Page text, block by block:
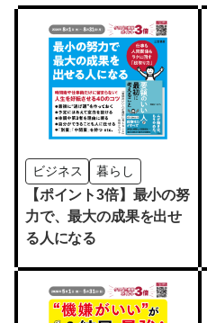
ビジネス 暮らし
【ポイント3倍】最小の努
力で、最大の成果を出せ
る人になる